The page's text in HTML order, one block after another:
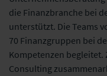
die Finanzbranche bei
unterstützt. Die Teams
70 Finanzgruppen bei
Kompetenzen
Consulting